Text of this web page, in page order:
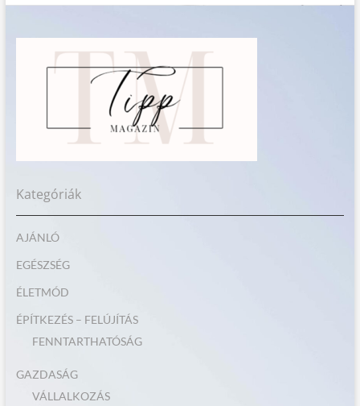
Kategóriák
AJÁNLÓ
EGÉSZSÉG
ÉLETMÓD
ÉPÍTKEZÉS – FELÚJÍTÁS
FENNTARTHATÓSÁG
GAZDASÁG
VÁLLALKOZÁS